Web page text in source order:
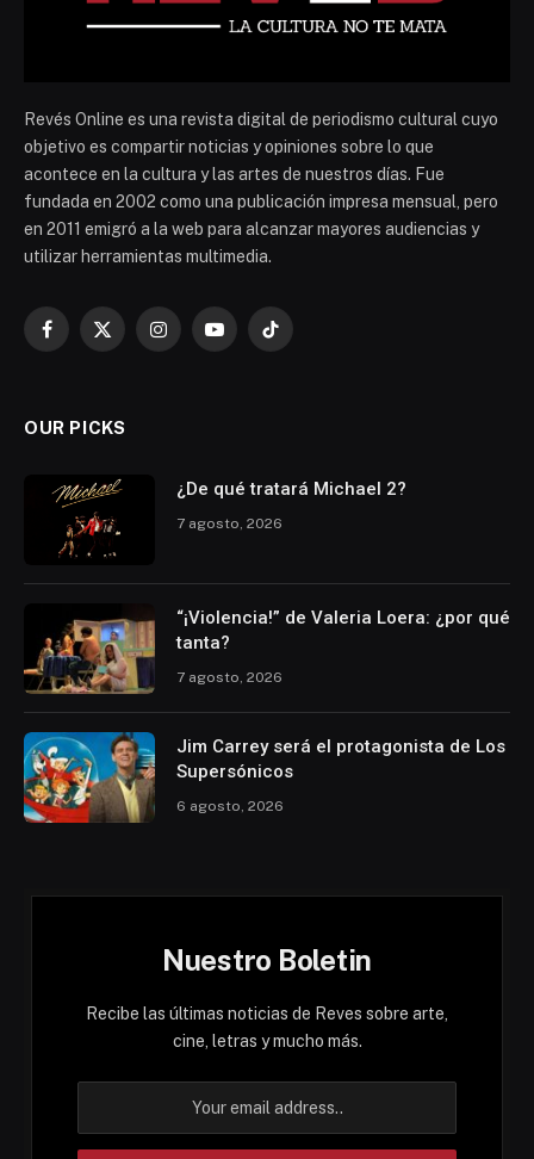
Revés Online es una revista digital de periodismo cultural cuyo
objetivo es compartir noticias y opiniones sobre lo que
acontece en la cultura y las artes de nuestros días. Fue
fundada en 2002 como una publicación impresa mensual, pero
en 2011 emigró a la web para alcanzar mayores audiencias y
utilizar herramientas multimedia.
Facebook
X
InstagramYouTubeTikTok
OUR PICKS
¿De qué tratará Michael 2?
7 agosto, 2026
“¡Violencia!” de Valeria Loera: ¿por qué
tanta?
7 agosto, 2026
Jim Carrey será el protagonista de Los
Supersónicos
6 agosto, 2026
Nuestro Boletin
Recibe las últimas noticias de Reves sobre arte,
cine, letras y mucho más.